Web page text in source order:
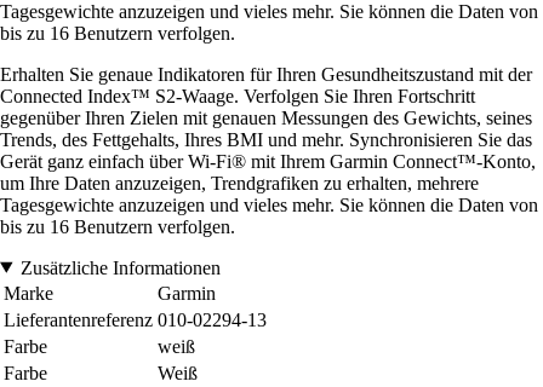
Tagesgewichte anzuzeigen und vieles mehr. Sie können die Daten von
bis zu 16 Benutzern verfolgen.
Erhalten Sie genaue Indikatoren für Ihren Gesundheitszustand mit der
Connected Index™ S2-Waage. Verfolgen Sie Ihren Fortschritt
gegenüber Ihren Zielen mit genauen Messungen des Gewichts, seines
Trends, des Fettgehalts, Ihres BMI und mehr. Synchronisieren Sie das
Gerät ganz einfach über Wi-Fi® mit Ihrem Garmin Connect™-Konto,
um Ihre Daten anzuzeigen, Trendgrafiken zu erhalten, mehrere
Tagesgewichte anzuzeigen und vieles mehr. Sie können die Daten von
bis zu 16 Benutzern verfolgen.
Zusätzliche Informationen
Marke
Garmin
Lieferantenreferenz 010-02294-13
Farbe
weiß
Farbe
Weiß